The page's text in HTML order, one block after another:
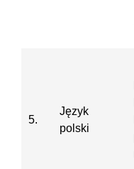
5.
Język
polski